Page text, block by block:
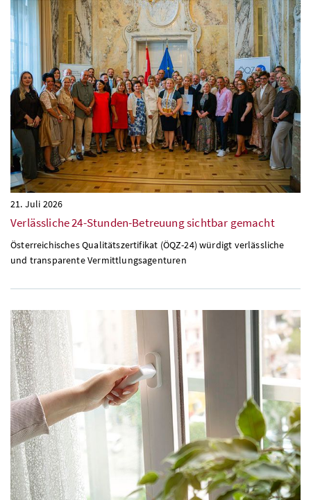
21. Juli 2026
Verlässliche 24-Stunden-Betreuung sichtbar gemacht
Österreichisches Qualitätszertifikat (ÖQZ-24) würdigt verlässliche
und transparente Vermittlungsagenturen